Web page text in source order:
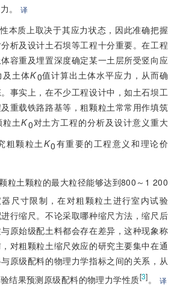
力。译
本质上取决于其应力状态，因此准确把握
析及设计土石坝等工程十分重要。在工程
容重及埋置深度确定某一土层所受竖向应
及土体K0值计算出土体水平应力，从而确
事实上，在不少工程设计中，如土石坝工
重载铁路路基等，粗颗粒土常常用作填筑
粒土K0对土方工程的分析及设计意义重大
粗颗粒土K0有重要的工程意义和理论价
粒土颗粒的最大粒径能够达到800～1 200
器尺寸限制，在对粗颗粒土进行室内试验
行缩尺。不论采取哪种缩尺方法，缩尺后
原始级配土料都会存在差异，这种现象称
对粗颗粒土缩尺效应的研究主要集中在通
原级配料的物理力学指标之间的关系，从
结果预测原级配料的物理力学性质[3]。 译